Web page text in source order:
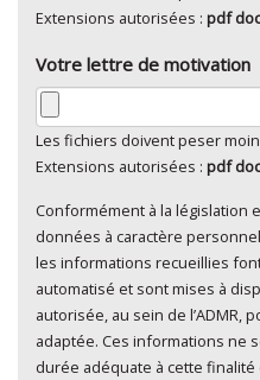
Extensions autorisées : pdf
Votre lettre de motivation
Les fichiers doivent peser
Extensions autorisées : pdf
En cliquant sur "Envoyer",
mes données à caractère
Conformément à la législation
données à caractère
les informations recueillies
automatisé et sont mises à disposition de toute personne
autorisée, au sein de l’ADMR,
adaptée. Ces informations ne
durée adéquate à cette